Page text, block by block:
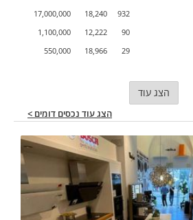
932
18,240
17,000,000
90
12,222
1,100,000
29
18,966
550,000
הצג עוד
הצג עוד נכסים דומים >